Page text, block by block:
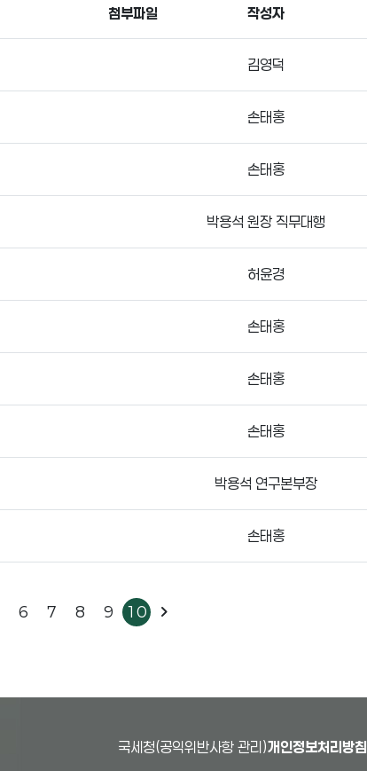
첨부파일 작성자
김영덕
손태홍
손태홍
박용석 원장 직무대행
허윤경
손태홍
손태홍
손태홍
박용석 연구본부장
손태홍
6 7 8 9 10 chevron_right
국세청(공익위반사항 관리)개인정보처리방침